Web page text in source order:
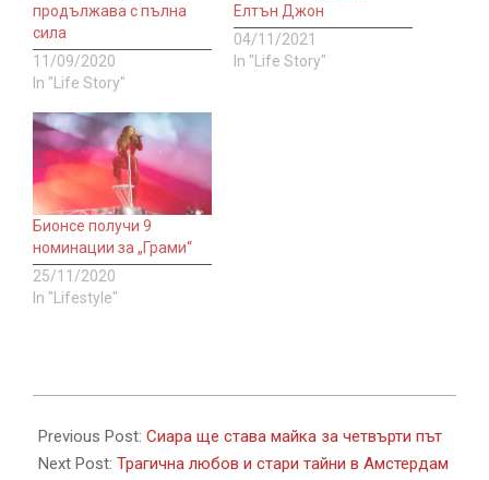
продължава с пълна
сила
11/09/2020
In "Life Story"
Елтън Джон
04/11/2021
In "Life Story"
Бионсе получи 9
номинации за „Грами“
25/11/2020
In "Lifestyle"
08-
11
Previous Post: Сиара ще става майка за четвърти път
Next Post: Трагична любов и стари тайни в Амстердам